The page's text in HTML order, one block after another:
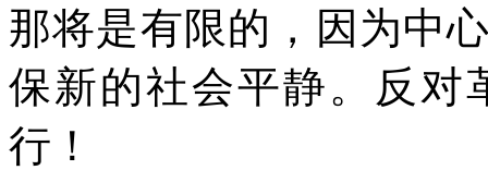
那将是有限的，因为中
保新的社会平静。反对
行！